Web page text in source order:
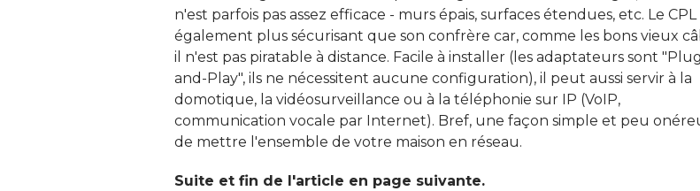
n'est parfois pas assez efficace - murs épais, surfaces étendues, etc. Le CPL
également plus sécurisant que son confrère car, comme les bons vieux
il n'est pas piratable à distance. Facile à installer (les adaptateurs sont
and-Play", ils ne nécessitent aucune configuration), il peut aussi servir à la
domotique, la vidéosurveillance ou à la téléphonie sur IP (VoIP,
communication vocale par Internet). Bref, une façon simple et peu
de mettre l'ensemble de votre maison en réseau.
Suite et fin de l'article en page suivante.